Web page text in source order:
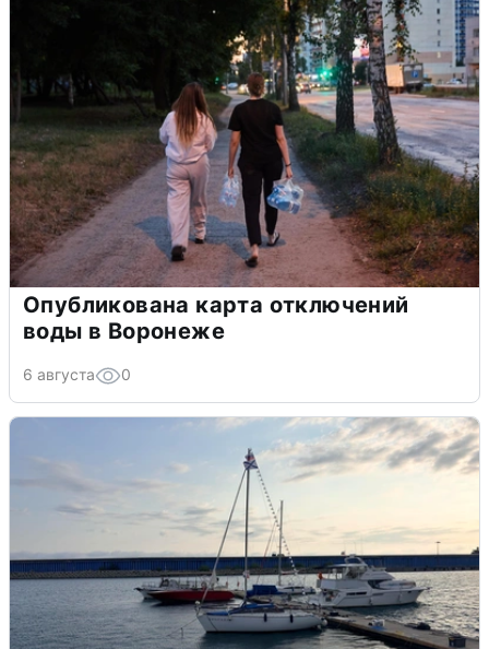
Опубликована карта отключений
воды в Воронеже
6 августа 0